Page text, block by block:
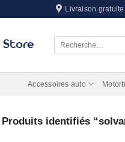
Livraison
Accessoires auto
Produits identifiés